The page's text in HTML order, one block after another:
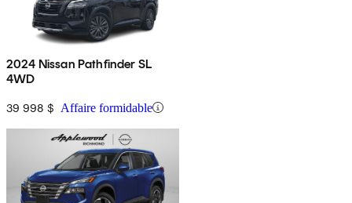
2024 Nissan Pathfinder SL
4WD
39 998 $ Affaire formidable